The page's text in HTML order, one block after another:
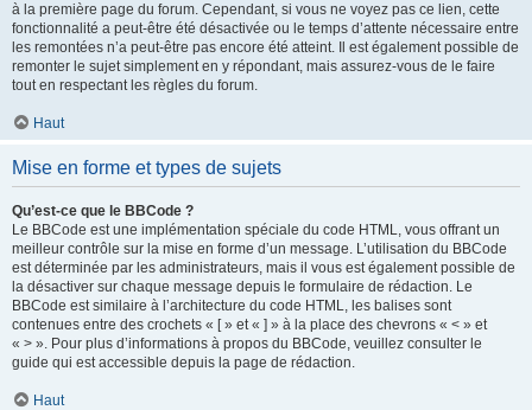
à la première page du forum. Cependant, si vous ne voyez pas ce lien, cette
fonctionnalité a peut-être été désactivée ou le temps d’attente nécessaire entre
les remontées n’a peut-être pas encore été atteint. Il est également possible de
remonter le sujet simplement en y répondant, mais assurez-vous de le faire
tout en respectant les règles du forum.
Haut
Mise en forme et types de sujets
Qu’est-ce que le BBCode ?
Le BBCode est une implémentation spéciale du code HTML, vous offrant un
meilleur contrôle sur la mise en forme d’un message. L’utilisation du BBCode
est déterminée par les administrateurs, mais il vous est également possible de
la désactiver sur chaque message depuis le formulaire de rédaction. Le
BBCode est similaire à l’architecture du code HTML, les balises sont
contenues entre des crochets « [ » et « ] » à la place des chevrons « < » et
« > ». Pour plus d’informations à propos du BBCode, veuillez consulter le
guide qui est accessible depuis la page de rédaction.
Haut